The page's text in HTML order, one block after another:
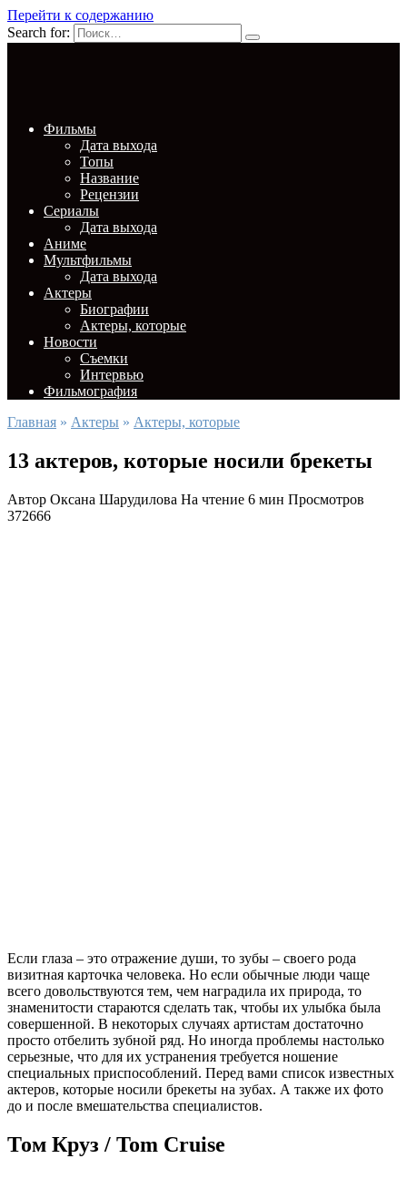
Перейти к содержанию
Search for:
Фильмы
Дата выхода
Топы
Название
Рецензии
Сериалы
Дата выхода
Аниме
Мультфильмы
Дата выхода
Актеры
Биографии
Актеры, которые
Новости
Съемки
Интервью
Фильмография
Главная » Актеры » Актеры, которые
13 актеров, которые носили брекеты
Автор Оксана Шарудилова На чтение 6 мин Просмотров
372666
Если глаза – это отражение души, то зубы – своего рода
визитная карточка человека. Но если обычные люди чаще
всего довольствуются тем, чем наградила их природа, то
знаменитости стараются сделать так, чтобы их улыбка была
совершенной. В некоторых случаях артистам достаточно
просто отбелить зубной ряд. Но иногда проблемы настолько
серьезные, что для их устранения требуется ношение
специальных приспособлений. Перед вами список известных
актеров, которые носили брекеты на зубах. А также их фото
до и после вмешательства специалистов.
Том Круз / Tom Cruise